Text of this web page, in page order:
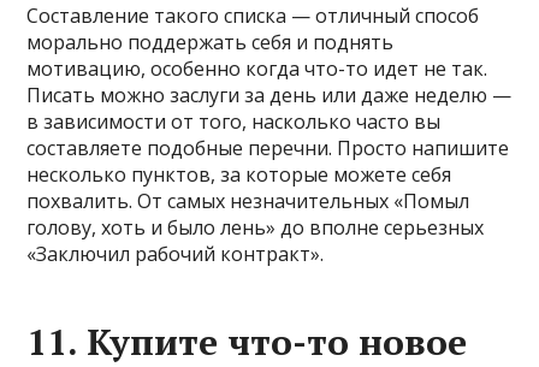
Составление такого списка — отличный способ
морально поддержать себя и поднять
мотивацию, особенно когда что-то идет не так.
Писать можно заслуги за день или даже неделю —
в зависимости от того, насколько часто вы
составляете подобные перечни. Просто напишите
несколько пунктов, за которые можете себя
похвалить. От самых незначительных «Помыл
голову, хоть и было лень» до вполне серьезных
«Заключил рабочий контракт».
11. Купите что-то новое